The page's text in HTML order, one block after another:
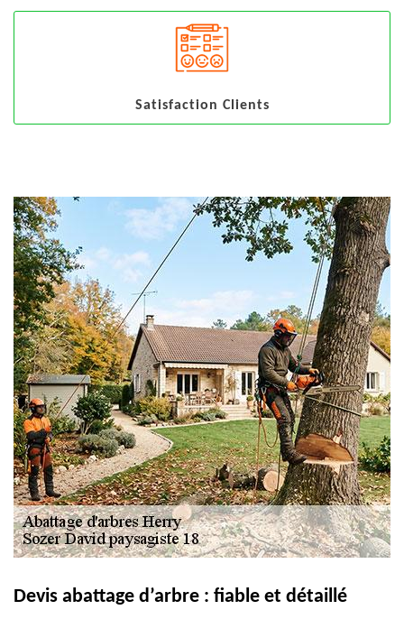
Satisfaction Clients
Devis abattage d’arbre : fiable et détaillé